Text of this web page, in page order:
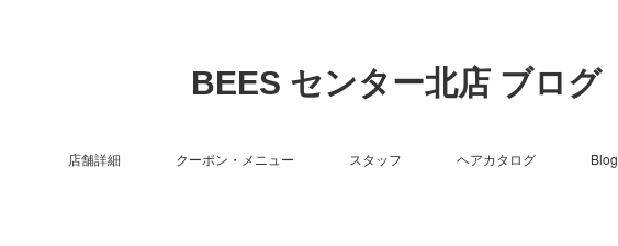
BEES センター北店 ブログ
店舗詳細 クーポン・メニュー スタッフ ヘアカタログ Blog